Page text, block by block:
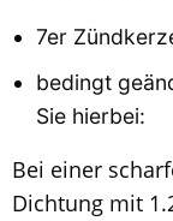
7er
bedingt
Sie hierbei:
Bei einer
Dichtung mit